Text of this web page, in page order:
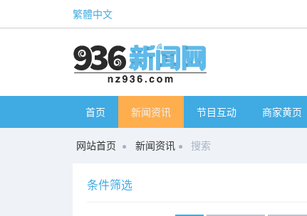
繁體中文
首页 新闻资讯 节目互动 商家黄页
网站首页 新闻资讯 搜索
条件筛选